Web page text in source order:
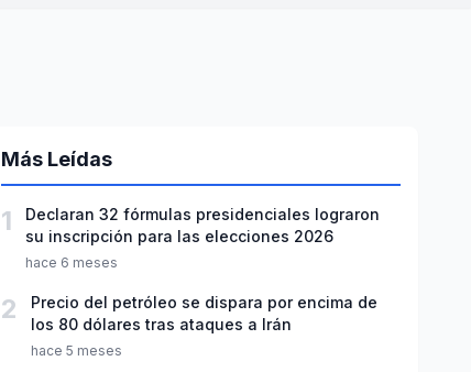
Más Leídas
1
Declaran 32 fórmulas presidenciales lograron
su inscripción para las elecciones 2026
hace 6 meses
2
Precio del petróleo se dispara por encima de
los 80 dólares tras ataques a Irán
hace 5 meses